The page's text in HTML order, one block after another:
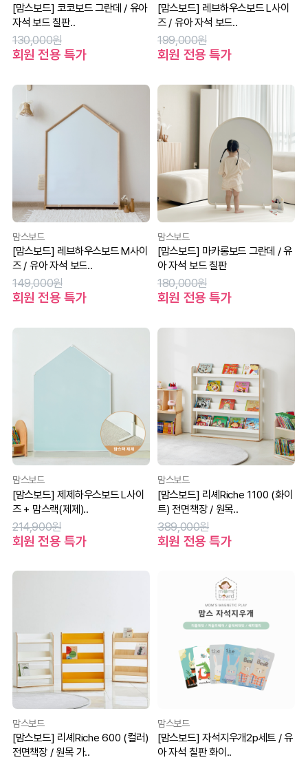
[맘스보드] 코코보드 그란데 / 유아
자석 보드 칠판..
130,000원
회원 전용 특가
[맘스보드] 레브하우스보드 L사이
즈 / 유아 자석 보드..
199,000원
회원 전용 특가
맘스보드
[맘스보드] 레브하우스보드 M사이
즈 / 유아 자석 보드..
149,000원
회원 전용 특가
맘스보드
[맘스보드] 마카롱보드 그란데 / 유
아 자석 보드 칠판
180,000원
회원 전용 특가
맘스보드
[맘스보드] 제제하우스보드 L사이
즈 + 맘스랙(제제)..
214,900원
회원 전용 특가
맘스보드
[맘스보드] 리셰Riche 1100 (화이
트) 전면책장 / 원목..
389,000원
회원 전용 특가
맘스보드
[맘스보드] 리셰Riche 600 (컬러)
전면책장 / 원목 가..
맘스보드
[맘스보드] 자석지우개2p세트 / 유
아 자석 칠판 화이..